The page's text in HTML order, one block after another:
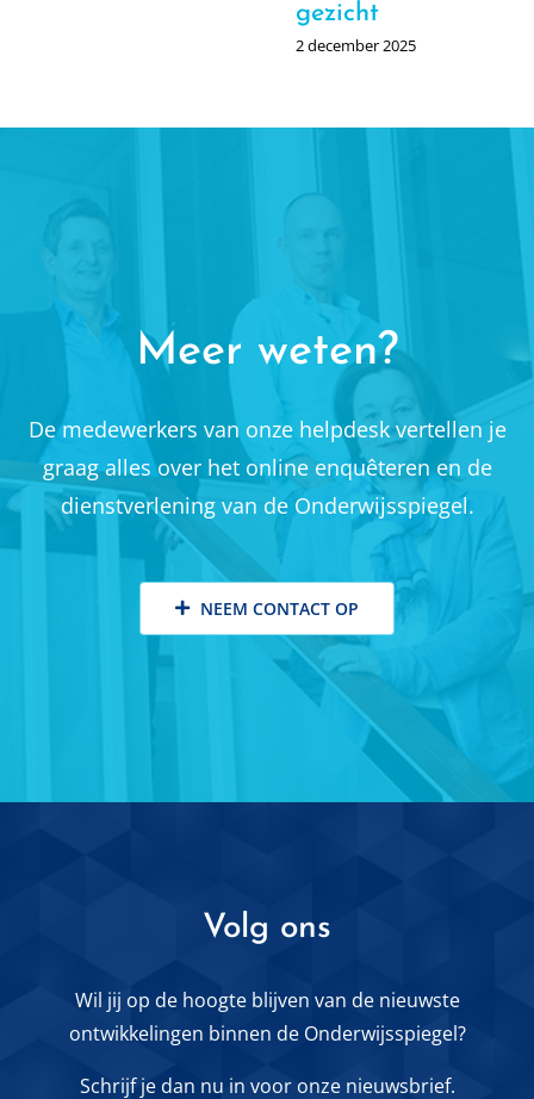
gezicht
2 december 2025
Meer weten?
De medewerkers van onze helpdesk vertellen je
graag alles over het online enquêteren en de
dienstverlening van de Onderwijsspiegel.
NEEM CONTACT OP
Volg ons
Wil jij op de hoogte blijven van de nieuwste
ontwikkelingen binnen de Onderwijsspiegel?
Schrijf je dan nu in voor onze nieuwsbrief.